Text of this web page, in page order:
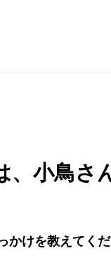
小鳥さん
けを教えてくだ